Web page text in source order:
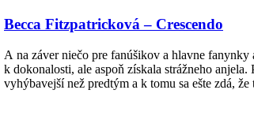
Becca Fitzpatricková – Crescendo
A na záver niečo pre fanúšikov a hlavne
k dokonalosti, ale aspoň získala strážneho
vyhýbavejší než predtým a k tomu sa ešte zdá,